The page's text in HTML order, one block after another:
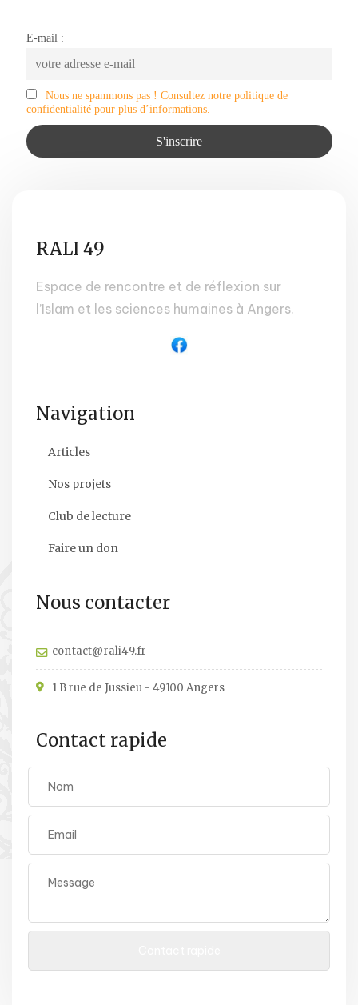
E-mail :
Nous ne spammons pas ! Consultez notre politique de
confidentialité pour plus d’informations.
RALI 49
Espace de rencontre et de réflexion sur
l’Islam et les sciences humaines à Angers.
Navigation
Articles
Nos projets
Club de lecture
Faire un don
Nous contacter
contact@rali49.fr
1 B rue de Jussieu - 49100 Angers
Contact rapide